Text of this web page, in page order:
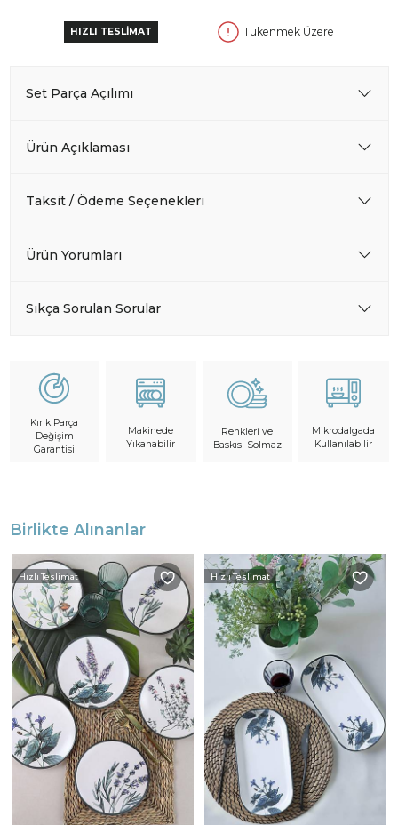
HIZLI TESLİMAT Tükenmek Üzere
Set Parça Açılımı
Ürün Açıklaması
Taksit / Ödeme Seçenekleri
Ürün Yorumları
Sıkça Sorulan Sorular
Kırık Parça
Değişim
Garantisi
Makinede
Yıkanabilir
Renkleri ve
Baskısı Solmaz
Mikrodalgada
Kullanılabilir
Birlikte Alınanlar
Hızlı Teslimat Hızlı Teslimat